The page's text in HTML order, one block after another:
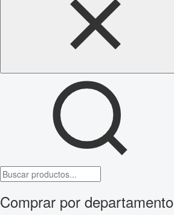
Comprar por departamento